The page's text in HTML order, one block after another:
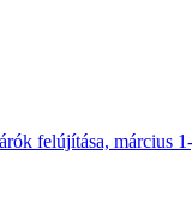
felújítása, március